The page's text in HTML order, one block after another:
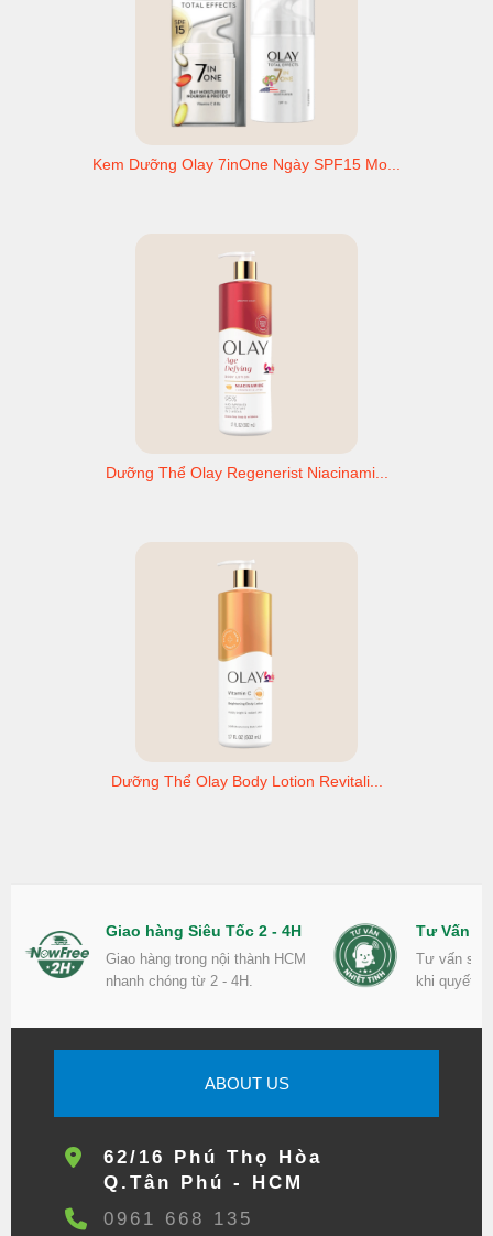
Kem Dưỡng Olay 7inOne Ngày SPF15 Mo...
Dưỡng Thể Olay Regenerist Niacinami...
Dưỡng Thể Olay Body Lotion Revitali...
Giao hàng Siêu Tốc 2 - 4H
Giao hàng trong nội thành HCM
nhanh chóng từ 2 - 4H.
Tư Vấn
Tư vấn
khi quyết
ABOUT US
62/16 Phú Thọ Hòa
Q.Tân Phú - HCM
0961 668 135